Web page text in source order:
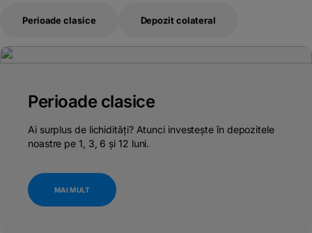
Perioade clasice Depozit colateral
Perioade clasice
Ai surplus de lichidități? Atunci investește în depozitele
noastre pe 1, 3, 6 și 12 luni.
MAI MULT